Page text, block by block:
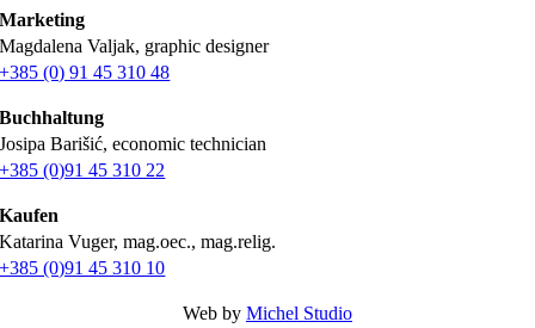
Marketing
Magdalena Valjak, graphic designer
+385 (0) 91 45 310 48
Buchhaltung
Josipa Barišić, economic technician
+385 (0)91 45 310 22
Kaufen
Katarina Vuger, mag.oec., mag.relig.
+385 (0)91 45 310 10
Web by Michel Studio